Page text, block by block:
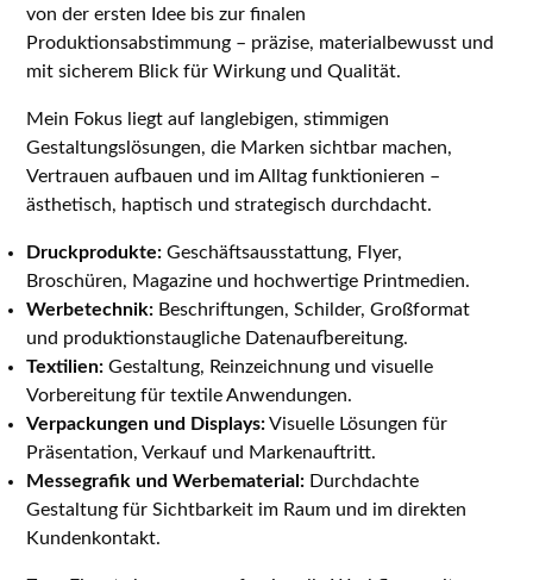
von der ersten Idee bis zur finalen
Produktionsabstimmung – präzise, materialbewusst und
mit sicherem Blick für Wirkung und Qualität.
Mein Fokus liegt auf langlebigen, stimmigen
Gestaltungslösungen, die Marken sichtbar machen,
Vertrauen aufbauen und im Alltag funktionieren –
ästhetisch, haptisch und strategisch durchdacht.
Druckprodukte: Geschäftsausstattung, Flyer,
Broschüren, Magazine und hochwertige Printmedien.
Werbetechnik: Beschriftungen, Schilder, Großformat
und produktionstaugliche Datenaufbereitung.
Textilien: Gestaltung, Reinzeichnung und visuelle
Vorbereitung für textile Anwendungen.
Verpackungen und Displays:Visuelle Lösungen für
Präsentation, Verkauf und Markenauftritt.
Messegrafik und Werbematerial: Durchdachte
Gestaltung für Sichtbarkeit im Raum und im direkten
Kundenkontakt.